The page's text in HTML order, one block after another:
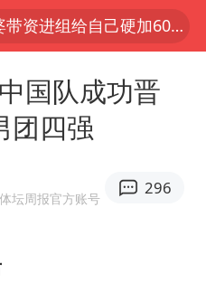
富婆带资进组给自己硬加60多场吻戏
名创优品一次性内裤 颜面尽失
”挂一颗出场
豚将正面袭击贯穿浙江
国队成功晋
团四强
体坛周报官方账号
296